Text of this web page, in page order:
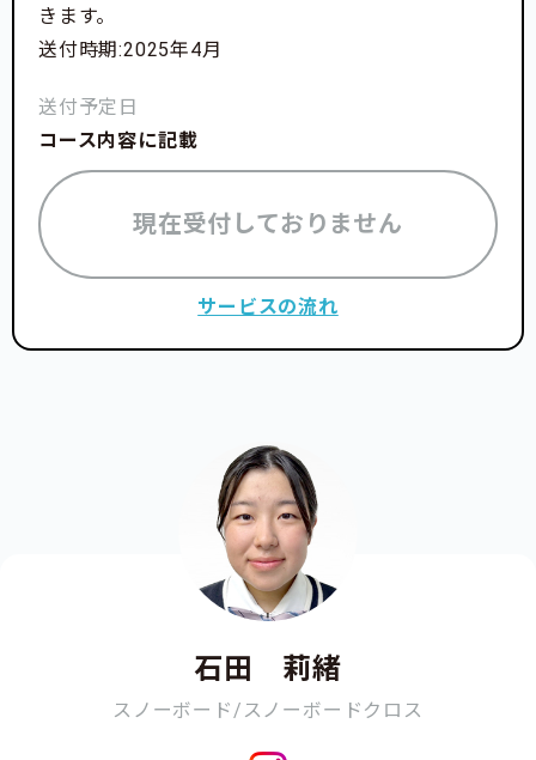
きます。
送付時期:2025年4月
送付予定日
コース内容に記載
現在受付しておりません
サービスの流れ
石田 莉緒
スノーボード/スノーボードクロス